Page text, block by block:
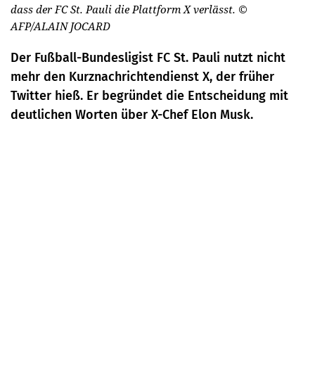
dass der FC St. Pauli die Plattform X verlässt. ©
AFP/ALAIN JOCARD
Der Fußball-Bundesligist FC St. Pauli nutzt nicht
mehr den Kurznachrichtendienst X, der früher
Twitter hieß. Er begründet die Entscheidung mit
deutlichen Worten über X-Chef Elon Musk.